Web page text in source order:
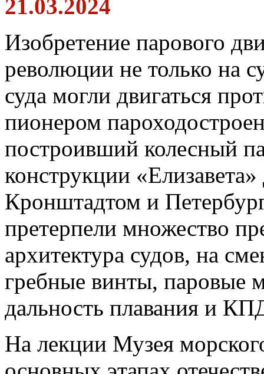
21.03.2024
Изобретение парового
революции не только на
суда могли двигаться
пионером
построивший колесный
конструкции
Кронштадтом и
претерпели множество
архитектура судов, на
гребные винты, паровые
дальность плавания и
На лекции Музея